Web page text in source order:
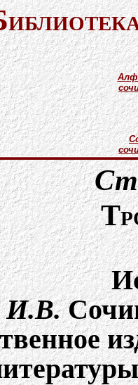
И.В.